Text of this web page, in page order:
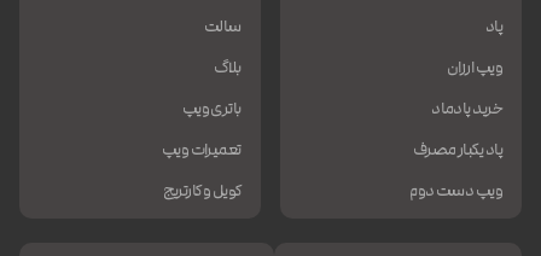
پاد
ویپ ارزان
خرید پادماد
پاد یکبار مصرف
ویپ دست دوم
سالت
بلاگ
باتری ویپ
تعمیرات ویپ
کویل و کارتریج